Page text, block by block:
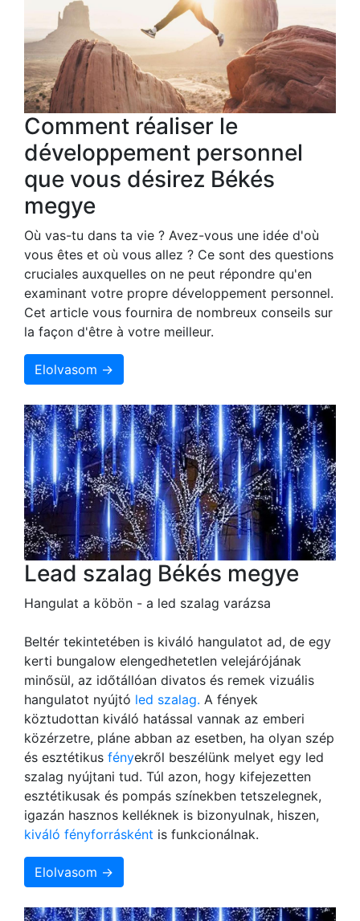
Comment réaliser le
développement personnel
que vous désirez Békés
megye
Où vas-tu dans ta vie ? Avez-vous une idée d'où
vous êtes et où vous allez ? Ce sont des questions
cruciales auxquelles on ne peut répondre qu'en
examinant votre propre développement personnel.
Cet article vous fournira de nombreux conseils sur
la façon d'être à votre meilleur.
Elolvasom →
Lead szalag Békés megye
Hangulat a köbön - a led szalag varázsa
Beltér tekintetében is kiváló hangulatot ad, de egy
kerti bungalow elengedhetetlen velejárójának
minősül, az időtállóan divatos és remek vizuális
hangulatot nyújtó led szalag. A fények
köztudottan kiváló hatással vannak az emberi
közérzetre, pláne abban az esetben, ha olyan szép
és esztétikus fényekről beszélünk melyet egy led
szalag nyújtani tud. Túl azon, hogy kifejezetten
esztétikusak és pompás színekben tetszelegnek,
igazán hasznos kelléknek is bizonyulnak, hiszen,
kiváló fényforrásként is funkcionálnak.
Elolvasom →